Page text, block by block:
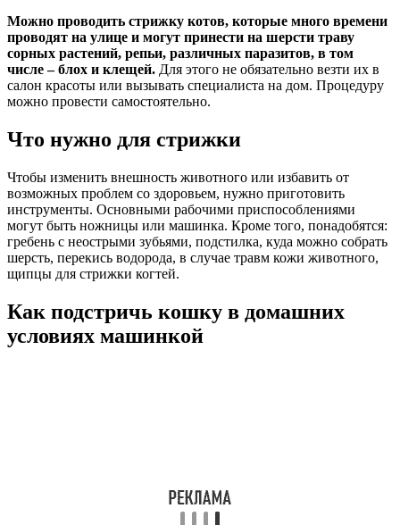
Можно проводить стрижку котов, которые много времени
проводят на улице и могут принести на шерсти траву
сорных растений, репьи, различных паразитов, в том
числе – блох и клещей. Для этого не обязательно везти их в
салон красоты или вызывать специалиста на дом. Процедуру
можно провести самостоятельно.
Что нужно для стрижки
Чтобы изменить внешность животного или избавить от
возможных проблем со здоровьем, нужно приготовить
инструменты. Основными рабочими приспособлениями
могут быть ножницы или машинка. Кроме того, понадобятся:
гребень с неострыми зубьями, подстилка, куда можно собрать
шерсть, перекись водорода, в случае травм кожи животного,
щипцы для стрижки когтей.
Как подстричь кошку в домашних
условиях машинкой